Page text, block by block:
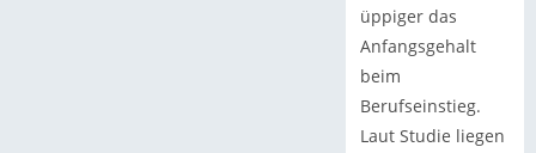
üppiger das
Anfangsgehalt
beim
Berufseinstieg.
Laut Studie liegen